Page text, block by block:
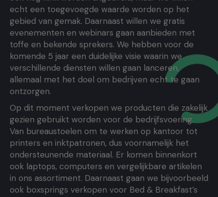
echt een toegevoegde waarde worden op het
gebied van gemak. Daarnaast willen we gratis
evenementen en webinars gaan aanbieden met
toffe en bekende sprekers. We hebben voor de
komende 5 jaar een duidelijke visie waarin we
verschillende diensten willen gaan lanceren,
allemaal met het doel om bedrijven echt te gaan
ontzorgen.
Op dit moment verkopen we producten die zakelijk
gezien gebruikt worden voor de bedrijfsvoering.
Van bureaustoelen om te werken op kantoor tot
printers en inktpatronen, dus voornamelijk het
ondersteunende materiaal. Er komen binnenkort
ook laptops, computers en vergelijkbare artikelen
in ons assortiment. Daarnaast gaan we bijvoorbeeld
ook boxsprings verkopen voor Bed & Breakfast’s